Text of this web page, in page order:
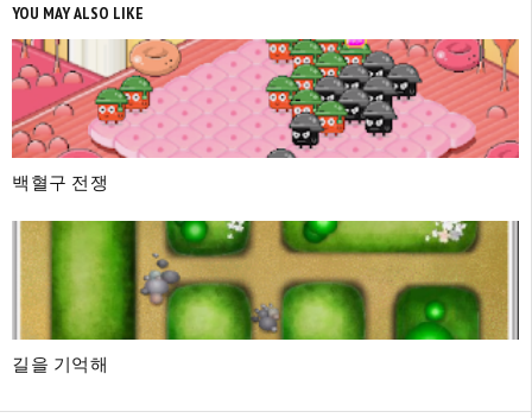
YOU MAY ALSO LIKE
백혈구 전쟁
길을 기억해